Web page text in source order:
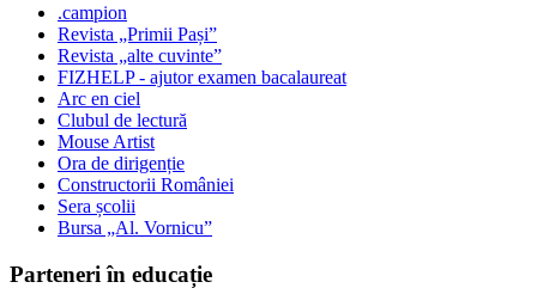
.campion
Revista „Primii Pași”
Revista „alte cuvinte”
FIZHELP - ajutor examen bacalaureat
Arc en ciel
Clubul de lectură
Mouse Artist
Ora de dirigenție
Constructorii României
Sera școlii
Bursa „Al. Vornicu”
Parteneri în educație